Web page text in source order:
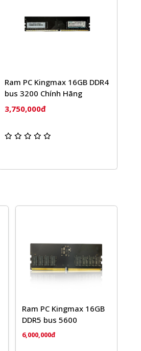
Ram PC Kingmax 16GB DDR4
bus 3200 Chính Hãng
3,750,000đ
Ram PC Kingmax 16GB
DDR5 bus 5600
6,000,000đ